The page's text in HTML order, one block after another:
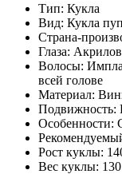
Тип: Кукла
Вид: Кукла
Страна-
Глаза:
Волосы:
всей голове
Материал:
Подвижность:
Особенности:
Рост куклы:
Вес куклы: